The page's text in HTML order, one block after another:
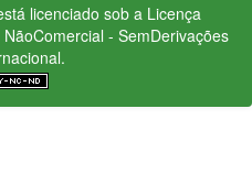
licenciado sob a Licença
- SemDerivações